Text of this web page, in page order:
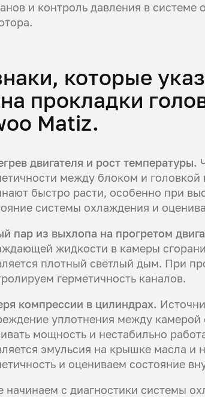
и контроль давления в
которые
прокладки
Matiz.
двигателя и рост температуры.
между блоком и
быстро расти, особенно при
системы охлаждения и
пар из выхлопа на прогретом
жидкости в камеры
плотный светлый дым. При
герметичность каналов.
компрессии в цилиндрах.
уплотнения между
мощность и нестабильно
эмульсия на крышке масла
и оцениваем состояние
начинаем с диагностики системы